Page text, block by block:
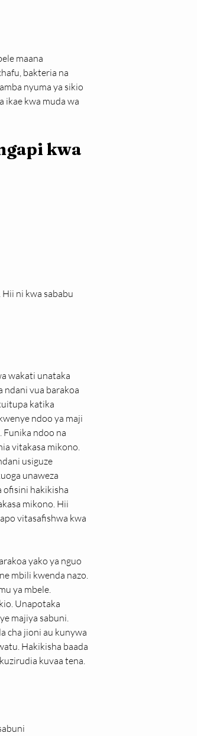
maana
bakteria na
nyuma ya sikio
ikae kwa muda wa
kwa
ni kwa sababu
wakati unataka
ndani vua barakoa
katika
ndoo ya maji
Funika ndoo na
vitakasa mikono.
usiguze
unaweza
ofisini hakikisha
mikono. Hii
vitasafishwa kwa
yako ya nguo
mbili kwenda nazo.
ya mbele.
Unapotaka
majiya sabuni.
cha jioni au kunywa
Hakikisha baada
kuvaa tena.